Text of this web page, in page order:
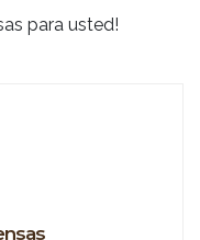
para usted!